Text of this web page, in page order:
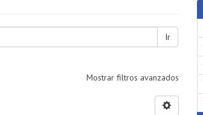
Ir
Mostrar filtros avanzados